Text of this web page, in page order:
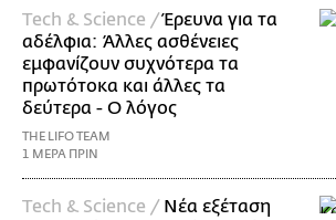
Τech & Science /Έρευνα για τα
αδέλφια: Άλλες ασθένειες
εμφανίζουν συχνότερα τα
πρωτότοκα και άλλες τα
δεύτερα - Ο λόγος
THE LIFO TEAM
1 ΜΕΡΑ ΠΡΙΝ
Τech & Science / Νέα εξέταση